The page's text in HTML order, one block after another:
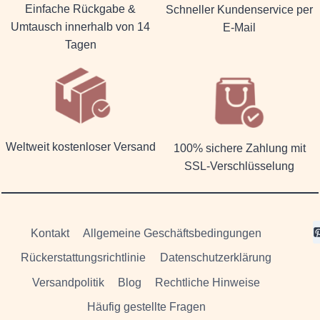
Einfache Rückgabe &
Umtausch innerhalb von 14
Tagen
Schneller Kundenservice per
E-Mail
Weltweit kostenloser Versand
100% sichere Zahlung mit
SSL-Verschlüsselung
Kontakt Allgemeine Geschäftsbedingungen
Rückerstattungsrichtlinie Datenschutzerklärung
Versandpolitik Blog Rechtliche Hinweise
Häufig gestellte Fragen